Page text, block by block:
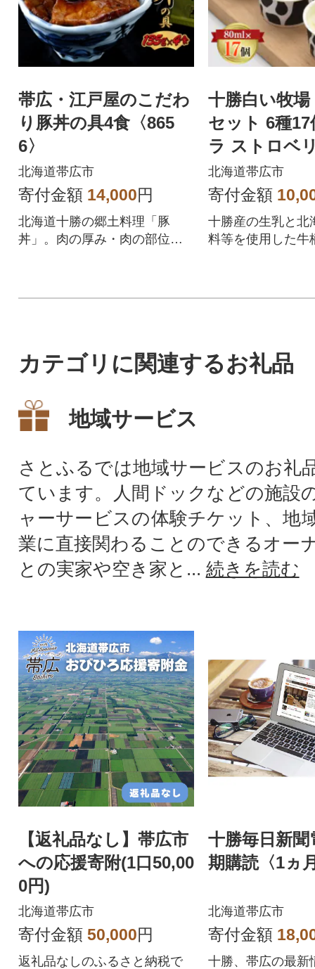
帯広・江戸屋のこだわ
り豚丼の具4食〈865
6〉
北海道帯広市
寄付金額 14,000円
北海道十勝の郷土料理「豚
丼」。肉の厚み・肉の部位・
十勝白い牧
セット 6種17
ラ ストロベ
コ チーズ メ
カップ)
北海道帯広市
寄付金額
十勝産の生乳と北
料等を使用した牛
カテゴリに関連するお礼品
地域サービス
さとふるでは地域サービスのお礼
ています。人間ドックなどの施設
ャーサービスの体験チケット、地
業に直接関わることのできるオー
との実家や空き家と... 続きを読む
【返礼品なし】帯広市
への応援寄附(1口50,00
0円)
北海道帯広市
寄付金額 50,000円
返礼品なしのふるさと納税で
十勝毎日新聞
期購読〈1ヵ
北海道帯広市
寄付金額
十勝、帯広の最新